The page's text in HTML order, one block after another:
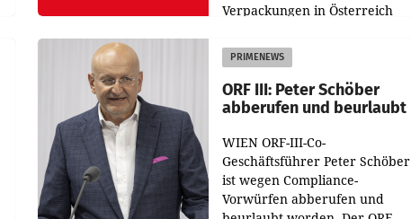
Verpackungen in Österreich
Redesigns stehen zentrale
Gestaltungselemente
PRIMENEWS
ORF III: Peter Schöber
abberufen und beurlaubt
WIEN ORF-III-Co-
Geschäftsführer Peter Schöber
ist wegen Compliance-
Vorwürfen abberufen und